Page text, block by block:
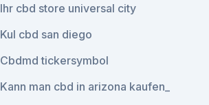
Ihr cbd store universal city
Kul cbd san diego
Cbdmd tickersymbol
Kann man cbd in arizona kaufen_